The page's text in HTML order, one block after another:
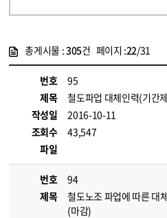
총게시물 :305건 페이지 :22/31
번호
95
제목
철도파업 대체인력(기간
작성일
2016-10-11
조회수
43,547
파일
번호
94
제목
철도노조 파업에 따른 대
(마감)